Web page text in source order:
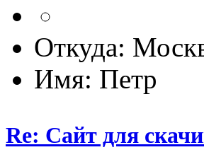
Откуда:
Имя: Петр
Re: Сайт для